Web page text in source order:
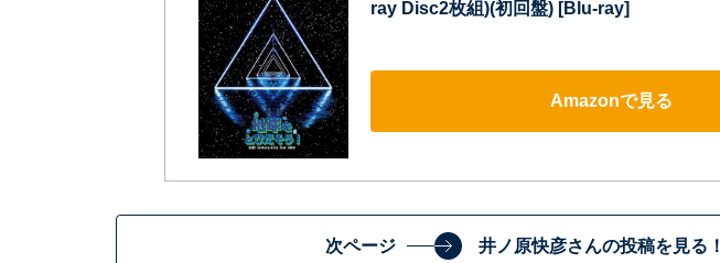
ray Disc2枚組)(初回盤) [Blu-ray]
Amazonで見る
次ページ 井ノ原快彦さんの投稿を見る！